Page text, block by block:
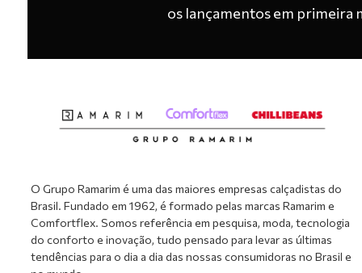
os lançamentos em primeira
O Grupo Ramarim é uma das maiores empresas calçadistas do
Brasil. Fundado em 1962, é formado pelas marcas Ramarim e
Comfortflex. Somos referência em pesquisa, moda, tecnologia
do conforto e inovação, tudo pensado para levar as últimas
tendências para o dia a dia das nossas consumidoras no Brasil e